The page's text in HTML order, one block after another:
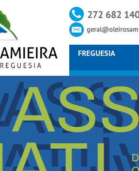
FREGUESIA